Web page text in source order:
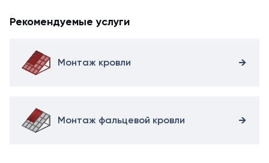
Рекомендуемые услуги
Монтаж кровли
Монтаж фальцевой кровли